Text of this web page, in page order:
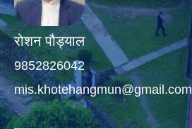
रोशन पौड्याल
9852826042
mis.khotehangmun@gmail.com